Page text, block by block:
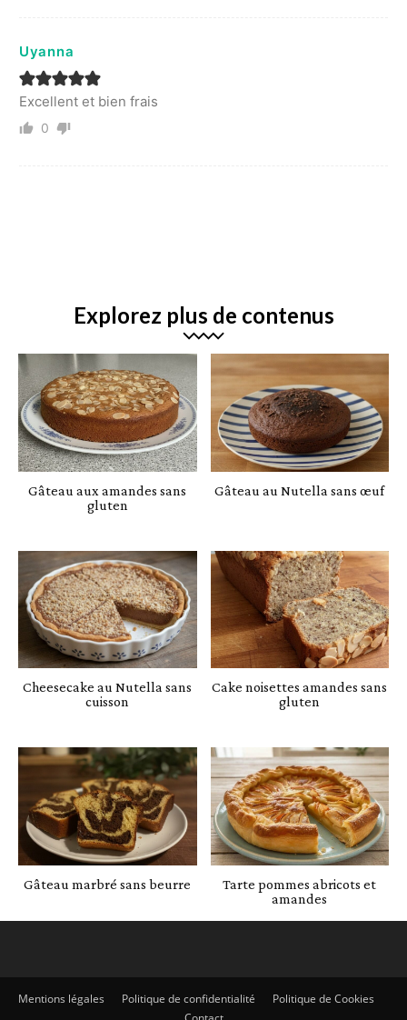
Uyanna
Excellent et bien frais
0
Explorez plus de contenus
Gâteau aux amandes sans
gluten
Gâteau au Nutella sans œuf
Cheesecake au Nutella sans
cuisson
Cake noisettes amandes sans
gluten
Gâteau marbré sans beurre
Tarte pommes abricots et
amandes
Mentions légales Politique de confidentialité
Politique de Cookies